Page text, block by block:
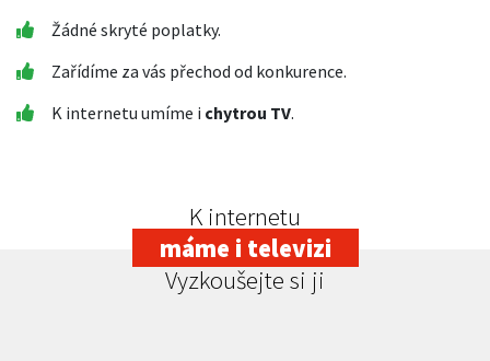
Žádné skryté poplatky.
Zařídíme za vás přechod od konkurence.
K internetu umíme i chytrou TV.
K internetu
máme i televizi
Vyzkoušejte si ji